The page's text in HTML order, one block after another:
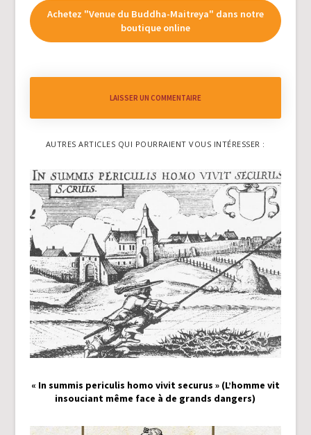
Achetez "Venue du Buddha-Maitreya" dans notre
boutique online
LAISSER UN COMMENTAIRE
AUTRES ARTICLES QUI POURRAIENT VOUS INTÉRESSER :
« In summis periculis homo vivit securus » (L’homme vit
insouciant même face à de grands dangers)